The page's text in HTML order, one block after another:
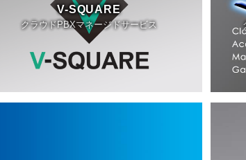
V-SQUARE
クラウドPBXマネージドサービス